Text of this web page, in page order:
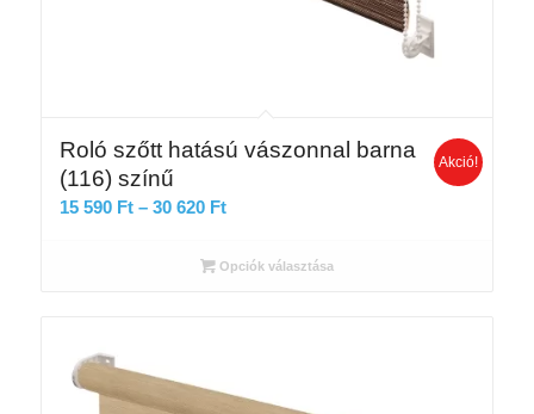
Roló szőtt hatású vászonnal barna
(116) színű
15 590 Ft – 30 620 FtÁrtartomány:
590 Ft
Akció!
Opciók választása